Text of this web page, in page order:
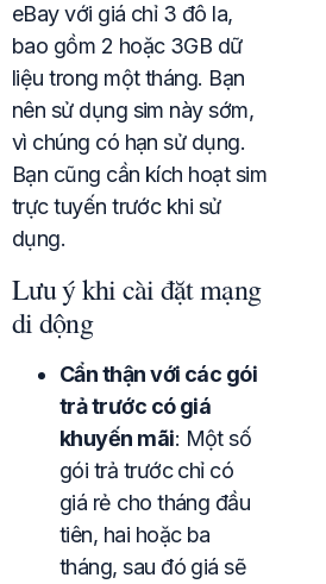
eBay với giá chỉ 3 đô la,
bao gồm 2 hoặc 3GB dữ
liệu trong một tháng. Bạn
nên sử dụng sim này sớm,
vì chúng có hạn sử dụng.
Bạn cũng cần kích hoạt sim
trực tuyến trước khi sử
dụng.
Lưu ý khi cài đặt mạng
di dộng
Cẩn thận với các gói
trả trước có giá
khuyến mãi: Một số
gói trả trước chỉ có
giá rẻ cho tháng đầu
tiên, hai hoặc ba
tháng, sau đó giá sẽ